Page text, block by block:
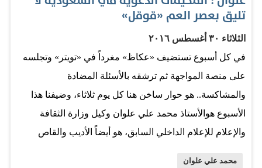
يختلفون من شخص إلى آخر ومن ثقافة إلى ثقافة ومن هدف
تليق بعصر العم «قوقل»
الثلاثاء ٣٠ أغسطس ٢٠١٦
في كل أسبوع تستضيف «عكاظ» مغرداً في «تويتر» وتجلسه
على منصة المواجهة ثم ترشقه بالأسئلة المضادة
والمشاكسة.. هو حوار ساخن هنا كل يوم ثلاثاء، وضيفنا هذا
الأسبوع هوالأستاذ محمد علي علوان وكيل وزارة الثقافة
والإعلام للإعلام الداخلي السابق، هو أيضاً الأديب والقاص
محمد علي علوان